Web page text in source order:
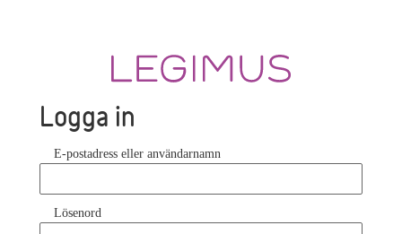
Logga in
E-postadress eller användarnamn
Lösenord